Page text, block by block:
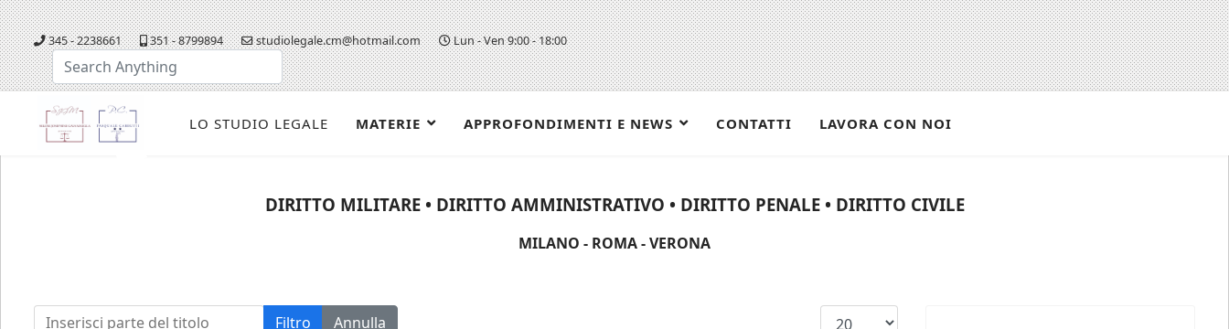
345 - 2238661 351 - 8799894 studiolegale.cm@hotmail.com Lun - Ven 9:00 - 18:00
Cerca...
LO STUDIO LEGALE MATERIE APPROFONDIMENTI E NEWS CONTATTI LAVORA CON NOI
DIRITTO MILITARE • DIRITTO AMMINISTRATIVO • DIRITTO PENALE • DIRITTO CIVILE
MILANO - ROMA - VERONA
Inserisci parte del titolo Filtro Annulla Visualizza n.